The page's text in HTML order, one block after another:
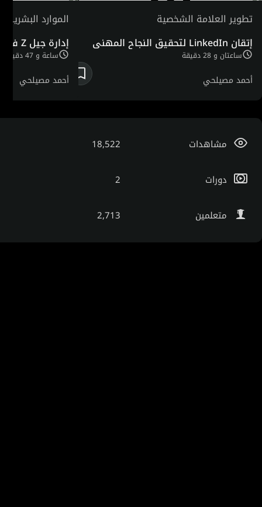
تطوير العلامة الشخصية
إتقان LinkedIn لتحقيق النجاح المهني
ساعتان و 28 دقيقة
أحمد مصيلحي
الموارد البشرية
إدارة جيل Z في مكان العمل
ساعة و 47 دقيقة
أحمد مصيلحي
مشاهدات 18,522
دورات 2
متعلمين 2,713